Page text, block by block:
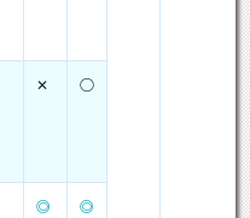
✕ ○
◎ ◎